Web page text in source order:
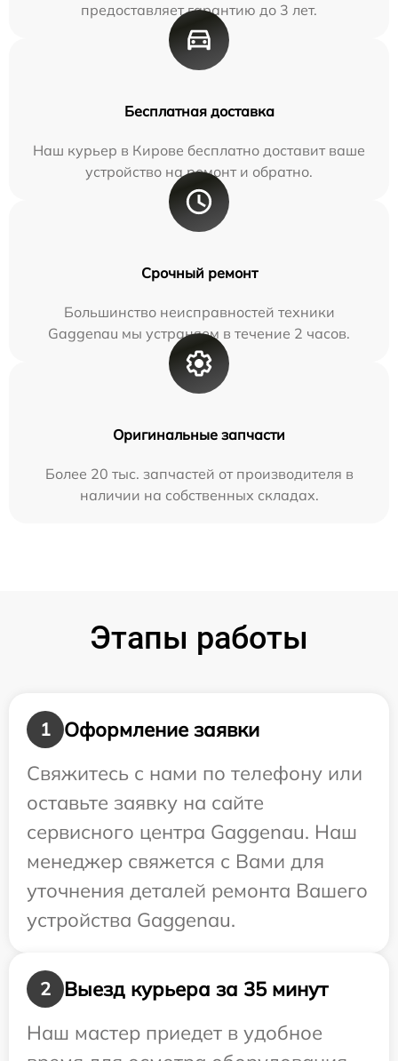
предоставляет гарантию до 3 лет.
Бесплатная доставка
Наш курьер в Кирове бесплатно доставит ваше
устройство на ремонт и обратно.
Срочный ремонт
Большинство неисправностей техники
Gaggenau мы устраняем в течение 2 часов.
Оригинальные запчасти
Более 20 тыс. запчастей от производителя в
наличии на собственных складах.
Этапы работы
1
Оформление заявки
Свяжитесь с нами по телефону или
оставьте заявку на сайте
сервисного центра Gaggenau. Наш
менеджер свяжется с Вами для
уточнения деталей ремонта Вашего
устройства Gaggenau.
2
Выезд курьера за 35 минут
Наш мастер приедет в удобное